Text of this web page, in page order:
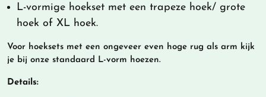
L-vormige hoekset met een trapeze hoek/ grote
hoek of XL hoek.
Voor hoeksets met een ongeveer even hoge rug als arm kijk
je bij onze standaard L-vorm hoezen.
Details: